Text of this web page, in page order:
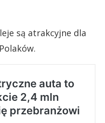
są atrakcyjne dla